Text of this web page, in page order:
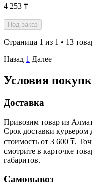
4 253 ₸
Под заказ
Страница 1 из 1 • 13
Назад 1 Далее
Условия
Доставка
Привозим товар из
Срок доставки
стоимость от 3 600 ₸.
смотрите в карточке
габаритов.
Самовывоз